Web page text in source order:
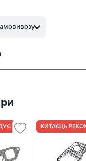
8а
авторинок
Остафія
КИТАЄЦЬ